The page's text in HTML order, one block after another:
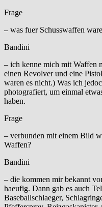
Frage
– was fuer Schusswaffen
Bandini
– ich kenne mich mit Waffen
einen Revolver und eine
waren es nicht.) Was ich
photografiert, um einmal
haben.
Frage
– verbunden mit einem Bild
Waffen?
Bandini
– die kommen mir bekannt
haeufig. Dann gab es auch
Baseballschlaeger,